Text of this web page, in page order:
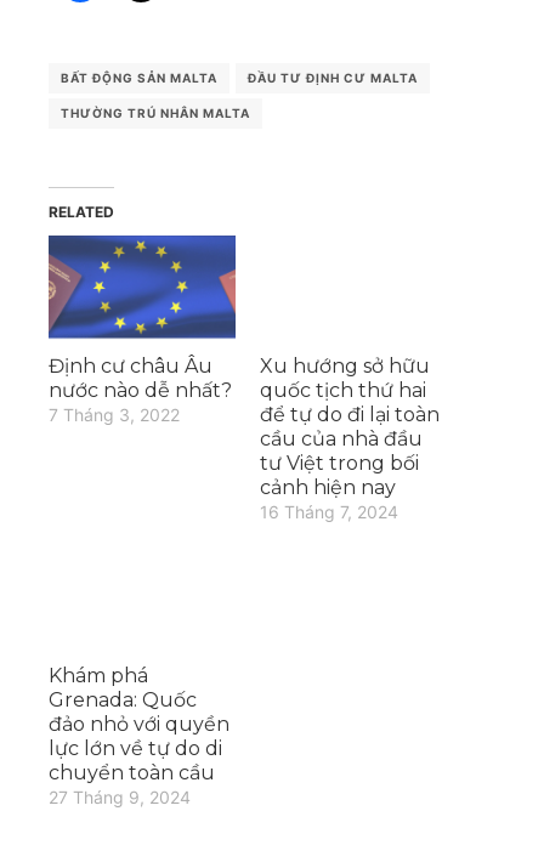
BẤT ĐỘNG SẢN MALTA ĐẦU TƯ ĐỊNH CƯ MALTA
THƯỜNG TRÚ NHÂN MALTA
RELATED
Định cư châu Âu
nước nào dễ nhất?
7 Tháng 3, 2022
Xu hướng sở hữu
quốc tịch thứ hai
để tự do đi lại toàn
cầu của nhà đầu
tư Việt trong bối
cảnh hiện nay
16 Tháng 7, 2024
Khám phá
Grenada: Quốc
đảo nhỏ với quyền
lực lớn về tự do di
chuyển toàn cầu
27 Tháng 9, 2024